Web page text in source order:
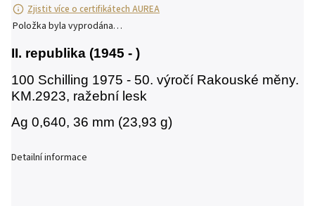
Zjistit více o certifikátech AUREA
Položka byla vyprodána…
II. republika (1945 - )
100 Schilling 1975 - 50. výročí Rakouské měny.
KM.2923, ražební lesk
Ag 0,640, 36 mm (23,93 g)
Detailní informace